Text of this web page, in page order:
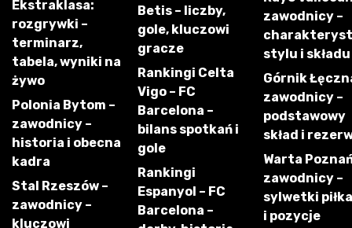
Ekstraklasa:
rozgrywki –
terminarz,
tabela, wyniki na
żywo
Polonia Bytom –
zawodnicy –
historia i obecna
kadra
Stal Rzeszów –
zawodnicy –
kluczowi
Betis – liczby,
gole, kluczowi
gracze
Rankingi Celta
Vigo – FC
Barcelona –
bilans spotkań i
gole
Rankingi
Espanyol – FC
Barcelona –
zawodnicy –
stylu i składu
Górnik
zawodnicy –
podstawowy
skład i
Warta
zawodnicy –
sylwetki
i pozycje